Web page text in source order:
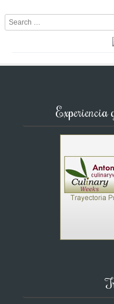
Search
Experiencia